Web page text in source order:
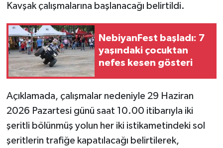
Kavşak çalışmalarına başlanacağı belirtildi.
NebiyanFest başladı: 7
yaşındaki çocuktan
nefes kesen gösteri
Açıklamada, çalışmalar nedeniyle 29 Haziran
2026 Pazartesi günü saat 10.00 itibarıyla iki
şeritli bölünmüş yolun her iki istikametindeki sol
şeritlerin trafiğe kapatılacağı belirtilerek,